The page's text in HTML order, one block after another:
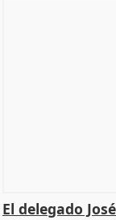
El delegado